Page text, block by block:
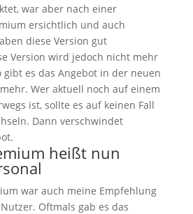
war aber nach einer
ersichtlich und auch
diese Version gut
Version wird jedoch nicht mehr
gibt es das Angebot in der neuen
Wer aktuell noch auf einem
ist, sollte es auf keinen Fall
Dann verschwindet
heißt nun
war auch meine Empfehlung
Oftmals gab es das